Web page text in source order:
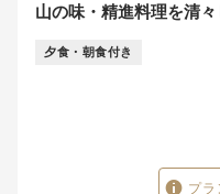
山の味・精進料理を清
夕食・朝食付き
プラ